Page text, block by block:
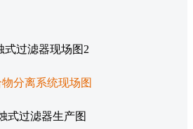
分离系统现场图